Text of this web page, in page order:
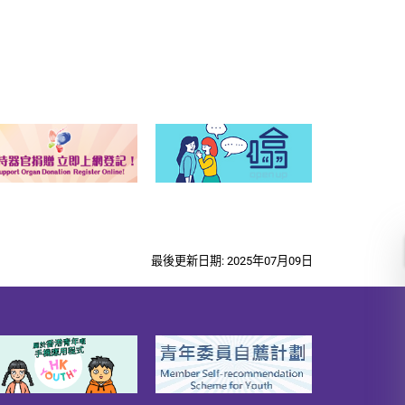
最後更新日期: 2025年07月09日